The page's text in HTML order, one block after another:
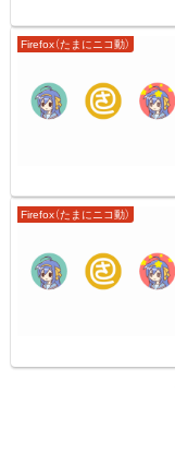
Firefox（たまにニコ動）
Firefox（たまにニコ動）